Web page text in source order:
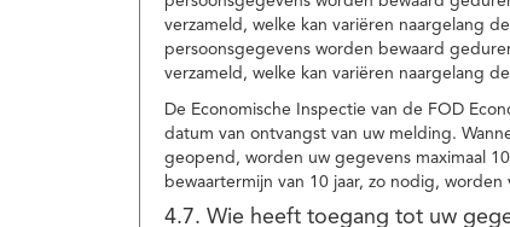
verzameld, welke kan variëren naargelang
persoonsgegevens worden bewaard
verzameld, welke kan variëren naargelang
De Economische Inspectie van de FOD
datum van ontvangst van uw melding.
geopend, worden uw gegevens maximaal
bewaartermijn van 10 jaar, zo nodig,
4.7. Wie heeft toegang tot uw